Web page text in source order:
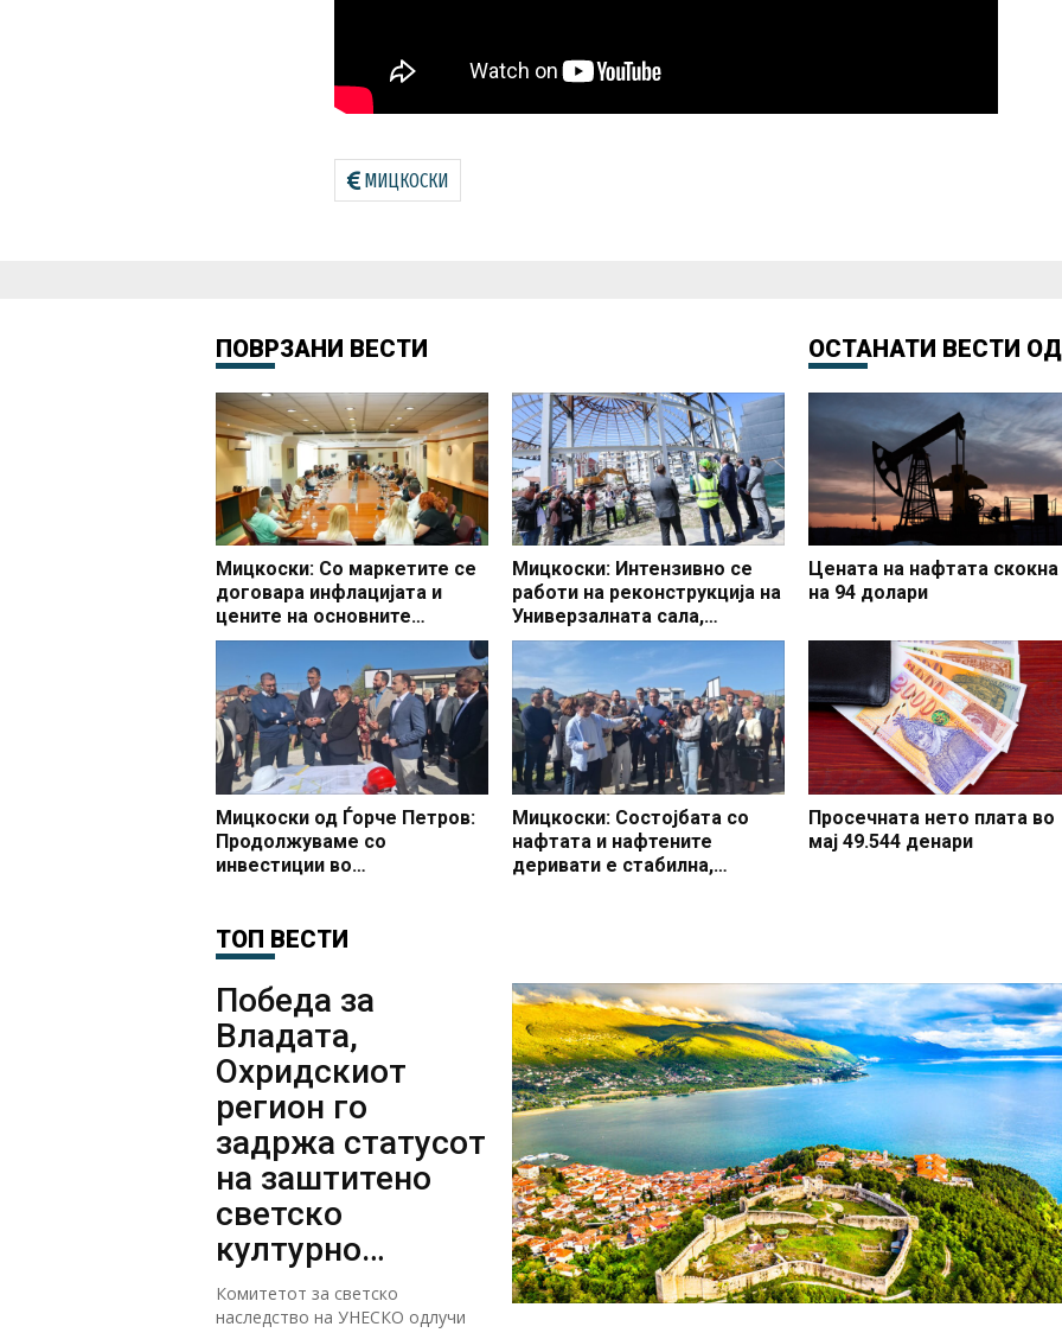
МИЦКОСКИ
ПОВРЗАНИ ВЕСТИ
Мицкоски: Со маркетите се
договара инфлацијата и
цените на основните
производи да останат под 3
Мицкоски: Интензивно се
работи на реконструкција на
Универзалната сала,
очекувам да заврши во
предвидениот рок
Мицкоски од Ѓорче Петров:
Продолжуваме со
инвестиции во
ООУ Страшо Пинџур
Мицкоски: Состојбата со
нафтата и нафтените
деривати е стабилна,
ОСТАНАТИ ВЕСТИ ОД
Цената на нафтата скокна
на 94 долари
Просечната нето плата во
мај 49.544 денари
ТОП ВЕСТИ
Победа за
Владата,
Охридскиот
регион го
задржа статусот
на заштитено
светско
културно
наследство
Комитетот за светско
наследство на УНЕСКО одлучи